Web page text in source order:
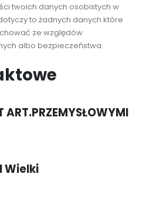
twoich danych osobistych w
to żadnych danych które
ze względów
albo bezpieczeństwa.
ART.PRZEMYSŁOWYMI
Wielki